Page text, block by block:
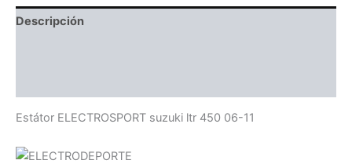
Descripción
Estátor ELECTROSPORT suzuki ltr 450 06-11